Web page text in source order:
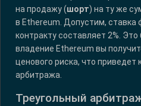
на продажу (шорт) на ту же
в Ethereum. Допустим, ставка
контракту составляет 2%.
владение Ethereum вы
ценового риска, что
арбитража.
Треугольный